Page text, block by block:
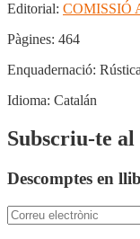
Editorial: COMISSIÓ
Pàgines: 464
Enquadernació: Rústica
Idioma: Catalán
Subscriu-te
Descomptes en